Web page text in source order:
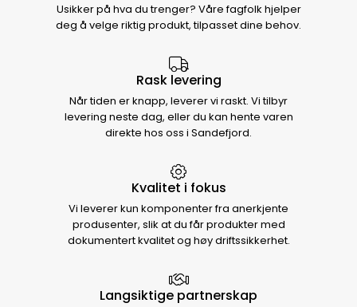
Usikker på hva du trenger? Våre fagfolk hjelper
deg å velge riktig produkt, tilpasset dine behov.
Rask levering
Når tiden er knapp, leverer vi raskt. Vi tilbyr
levering neste dag, eller du kan hente varen
direkte hos oss i Sandefjord.
Kvalitet i fokus
Vi leverer kun komponenter fra anerkjente
produsenter, slik at du får produkter med
dokumentert kvalitet og høy driftssikkerhet.
Langsiktige partnerskap